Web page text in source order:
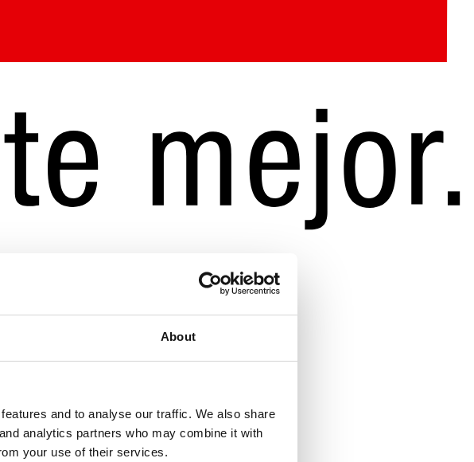
About
and to analyse our traffic. We also share
analytics partners who may combine it with
your use of their services.